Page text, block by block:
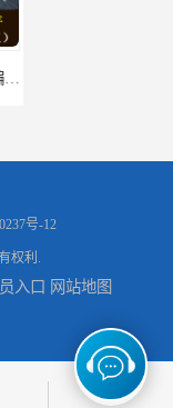
文山土地复垦 安全应急预案 公司
号-12
权利.
入口 网站地图